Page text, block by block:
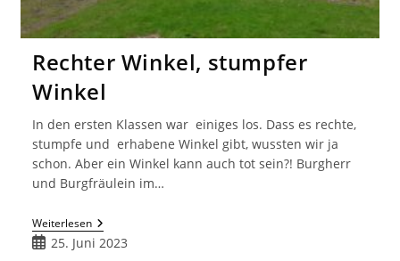
Rechter Winkel, stumpfer
Winkel
In den ersten Klassen war einiges los. Dass es rechte,
stumpfe und erhabene Winkel gibt, wussten wir ja
schon. Aber ein Winkel kann auch tot sein?! Burgherr
und Burgfräulein im…
WeiterlesenRechter
Winkel,
Stumpfer
Beitrag25. Juni 2023